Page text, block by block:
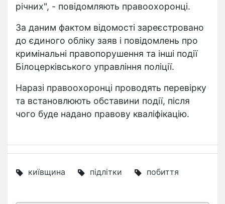
річних", - повідомляють правоохоронці.
За даним фактом відомості зареєстровано
до єдиного обліку заяв і повідомлень про
кримінальні правопорушення та інші події
Білоцерківського управління поліції.
Наразі правоохоронці проводять перевірку
та встановлюють обставини події, після
чого буде надано правову кваліфікацію.
київщина підлітки побиття